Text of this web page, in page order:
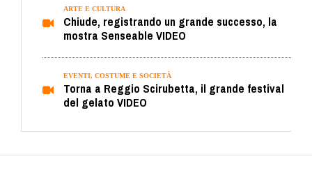
ARTE E CULTURA
Chiude, registrando un grande successo, la
mostra Senseable VIDEO
EVENTI, COSTUME E SOCIETÀ
Torna a Reggio Scirubetta, il grande festival
del gelato VIDEO